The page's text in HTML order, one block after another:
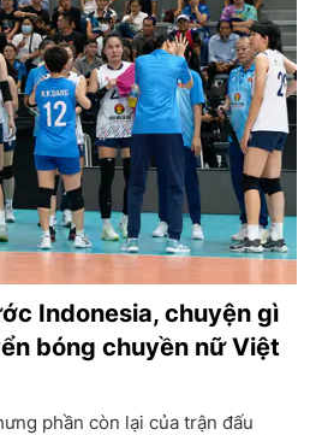
Indonesia, chuyện gì
bóng chuyền nữ Việt
phần còn lại của trận đấu